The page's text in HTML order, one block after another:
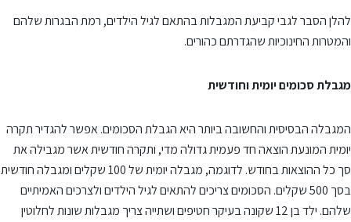
להלן הסבר לגבי קביעת המגבלות בהתאם לגיל הילדים, רמת הבגרות שלהם
והמטרות החינוכיות שהגדרתם כהורים.
מגבלת סכומים יומית וחודשית
המגבלה הבסיסית והחשובה ביותר היא הגבלת הסכומים. אפשר להגדיר תקרה
יומית המונעת הוצאה חד פעמית גדולה מדי, ותקרה חודשית אשר מגבילה את
סך כל ההוצאות בחודש. לדוגמה, מגבלה יומית של 100 שקלים ומגבלה חודשית
בסך 500 שקלים. הסכומים צריכים להתאים לגיל הילדים ולצרכים האמיתיים
שלהם. ילד בן 12 שקונה בעיקר חטיפים ושתייה צריך מגבלות שונות לחלוטין